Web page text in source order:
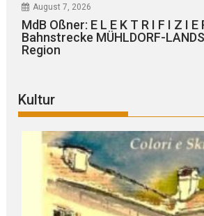
August 7, 2026
MdB Oßner: E L E K T R I F I Z I E
Bahnstrecke MÜHLDORF-
Region
Kultur